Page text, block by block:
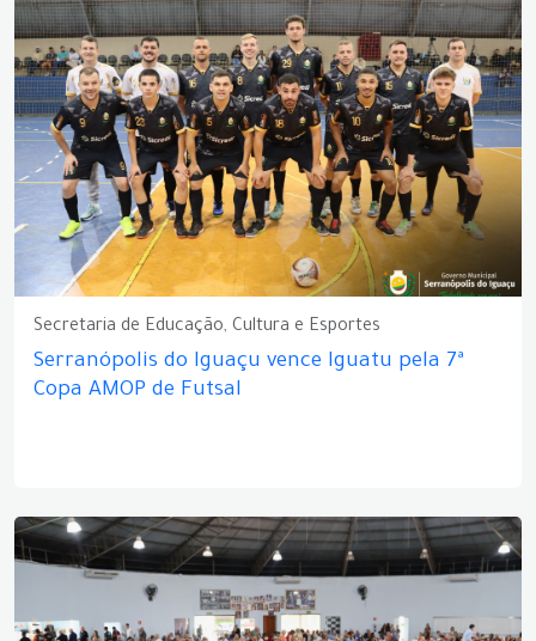
Secretaria de Educação, Cultura e Esportes
Serranópolis do Iguaçu vence Iguatu pela 7ª
Copa AMOP de Futsal